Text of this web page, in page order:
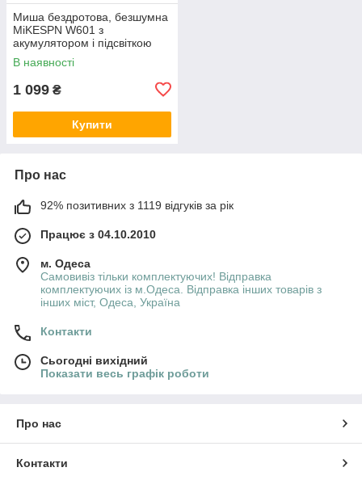
Миша бездротова, безшумна
MiKESPN W601 з
акумулятором і підсвіткою
2,4G + Bluetooth White
В наявності
1 099 ₴
Купити
Про нас
92% позитивних з 1119 відгуків за рік
Працює з 04.10.2010
м. Одеса
Самовивіз тільки комплектуючих! Відправка
комплектуючих із м.Одеса. Відправка інших товарів з
інших міст, Одеса, Україна
Контакти
Сьогодні вихідний
Показати весь графік роботи
Про нас
Контакти